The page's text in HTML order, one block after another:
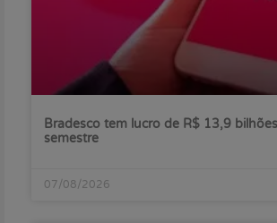
Bradesco tem lucro de R$ 13,9
semestre
07/08/2026